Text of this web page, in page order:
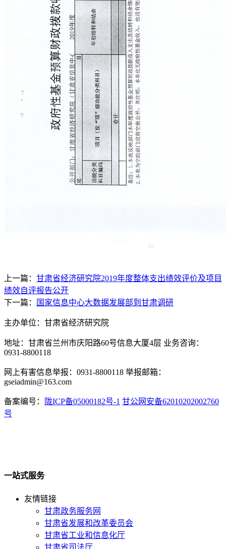
上一篇： 甘肃省经济研究院2019年度整体支出绩效评价及项目
绩效自评报告公开
下一篇：
国家信息中心大数据发展部到甘肃调研
主办单位：甘肃省经济研究院
地址：甘肃省兰州市庆阳路60号信息大厦4层 业务咨询：
0931-8800118
网上有害信息举报：0931-8800118 举报邮箱：
gseiadmin@163.com
备案编号： 陇ICP备05000182号-1 甘公网安备62010202002760
号
一站式服务
友情链接
甘肃政务服务网
甘肃省发展和改革委员会
甘肃省工业和信息化厅
甘肃省司法厅